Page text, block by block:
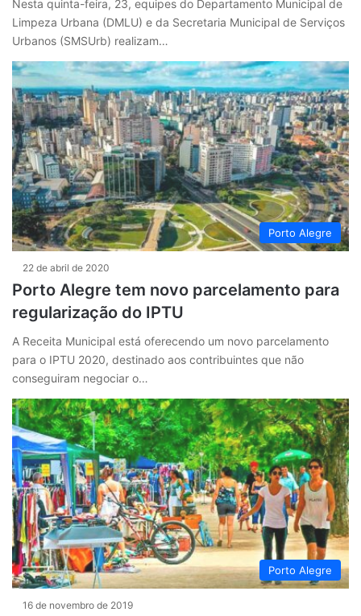
Nesta quinta-feira, 23, equipes do Departamento Municipal de
Limpeza Urbana (DMLU) e da Secretaria Municipal de Serviços
Urbanos (SMSUrb) realizam…
Porto Alegre
22 de abril de 2020
Porto Alegre tem novo parcelamento para
regularização do IPTU
A Receita Municipal está oferecendo um novo parcelamento
para o IPTU 2020, destinado aos contribuintes que não
conseguiram negociar o…
Porto Alegre
16 de novembro de 2019